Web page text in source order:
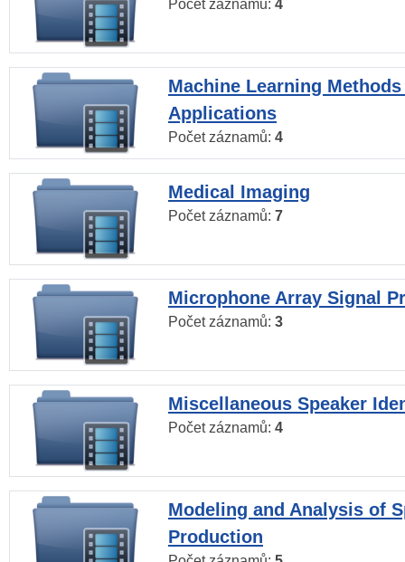
Počet záznamů: 4
Machine Learning
Applications
Počet záznamů: 4
Medical Imaging
Počet záznamů: 7
Microphone Array Signal
Počet záznamů: 3
Miscellaneous Speaker
Počet záznamů: 4
Modeling and Analysis of
Production